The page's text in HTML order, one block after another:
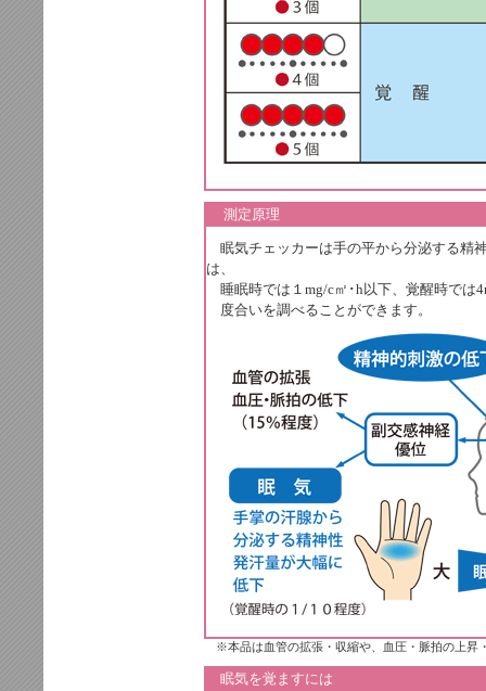
測定原理
眠気チェッカーは手の平から分泌する精
は、
睡眠時では１mg/c㎡･h以下、覚醒時では
度合いを調べることができます。
　※本品は血管の拡張・収縮や、血圧・脈拍の上昇
眠気を覚ますには